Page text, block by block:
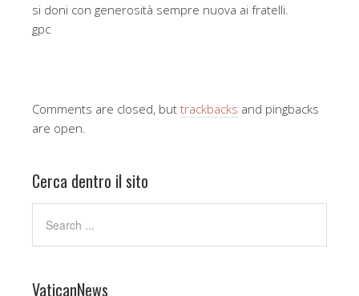
si doni con generosità sempre nuova ai fratelli.
gpc
Comments are closed, but trackbacks and pingbacks
are open.
Cerca dentro il sito
VaticanNews